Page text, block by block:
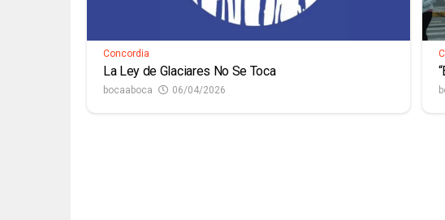
Concordia
La Ley de Glaciares No Se Toca
bocaaboca 06/04/2026